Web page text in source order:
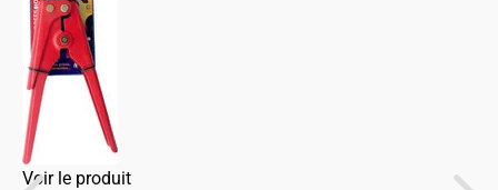
Voir le produit